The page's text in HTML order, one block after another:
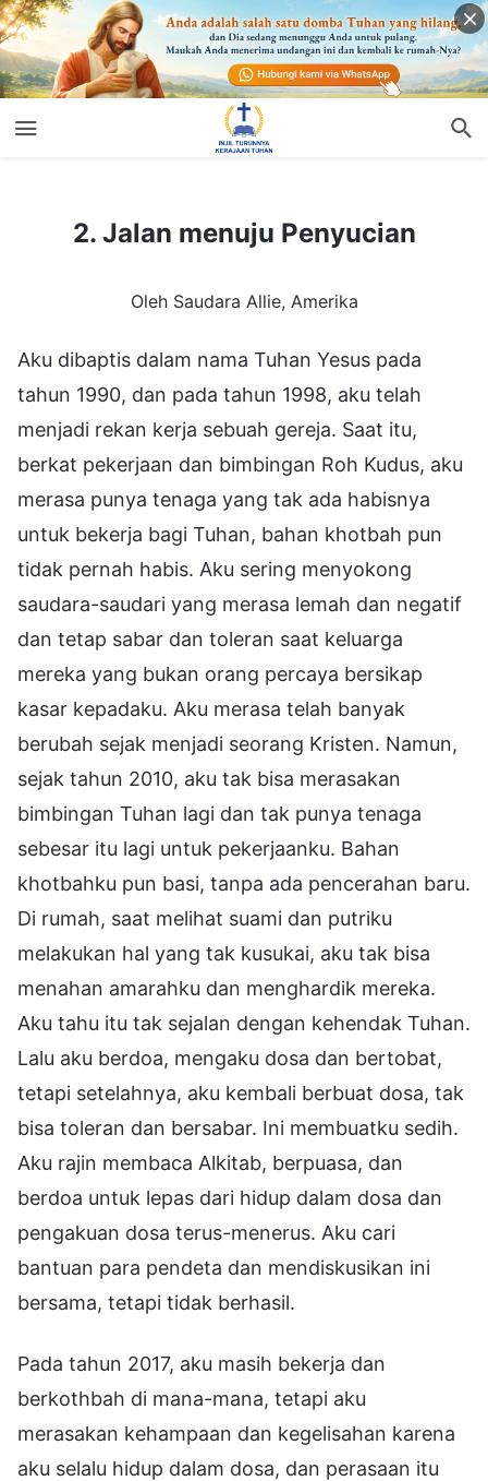
2. Jalan menuju Penyucian
Oleh Saudara Allie, Amerika
Aku dibaptis dalam nama Tuhan Yesus pada
tahun 1990, dan pada tahun 1998, aku telah
menjadi rekan kerja sebuah gereja. Saat itu,
berkat pekerjaan dan bimbingan Roh Kudus, aku
merasa punya tenaga yang tak ada habisnya
untuk bekerja bagi Tuhan, bahan khotbah pun
tidak pernah habis. Aku sering menyokong
saudara-saudari yang merasa lemah dan negatif
dan tetap sabar dan toleran saat keluarga
mereka yang bukan orang percaya bersikap
kasar kepadaku. Aku merasa telah banyak
berubah sejak menjadi seorang Kristen. Namun,
sejak tahun 2010, aku tak bisa merasakan
bimbingan Tuhan lagi dan tak punya tenaga
sebesar itu lagi untuk pekerjaanku. Bahan
khotbahku pun basi, tanpa ada pencerahan baru.
Di rumah, saat melihat suami dan putriku
melakukan hal yang tak kusukai, aku tak bisa
menahan amarahku dan menghardik mereka.
Aku tahu itu tak sejalan dengan kehendak Tuhan.
Lalu aku berdoa, mengaku dosa dan bertobat,
tetapi setelahnya, aku kembali berbuat dosa, tak
bisa toleran dan bersabar. Ini membuatku sedih.
Aku rajin membaca Alkitab, berpuasa, dan
berdoa untuk lepas dari hidup dalam dosa dan
pengakuan dosa terus-menerus. Aku cari
bantuan para pendeta dan mendiskusikan ini
bersama, tetapi tidak berhasil.
Pada tahun 2017, aku masih bekerja dan
berkothbah di mana-mana, tetapi aku
merasakan kehampaan dan kegelisahan karena
aku selalu hidup dalam dosa, dan perasaan itu